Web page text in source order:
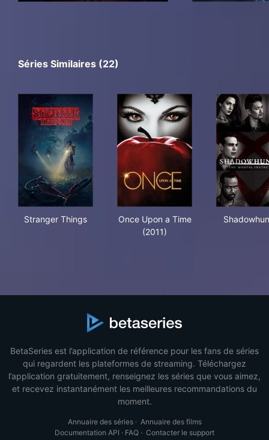
Séries Similaires (22)
Stranger Things
Once Upon a Time
(2011)
BetaSeries est l’application de référence pour les fans de séries
qui regardent les plateformes de streaming. Téléchargez
l’application gratuitement, renseignez les séries que vous aimez,
et recevez instantanément les meilleures recommandations du
moment.
Annuaire des séries· Annuaire des films
Documentation API · FAQ · Contacter le support